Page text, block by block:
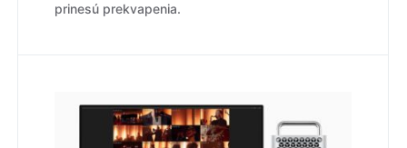
prinesú prekvapenia.